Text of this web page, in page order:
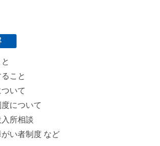
こと
いて
について
所相談
い者制度 など